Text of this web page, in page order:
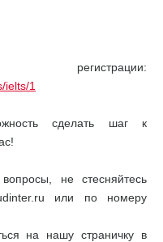
ielts/1
сделать шаг к
не стесняйтесь
или по номеру
на нашу страничку в